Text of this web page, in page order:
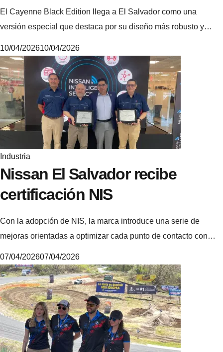
El Cayenne Black Edition llega a El Salvador como una
versión especial que destaca por su diseño más robusto y…
6
.
4
.
5
3
10/04/202610/04/2026
Industria
Nissan El Salvador recibe
certificación NIS
Con la adopción de NIS, la marca introduce una serie de
mejoras orientadas a optimizar cada punto de contacto con…
6
.
4
.
5
.
07/04/202607/04/2026